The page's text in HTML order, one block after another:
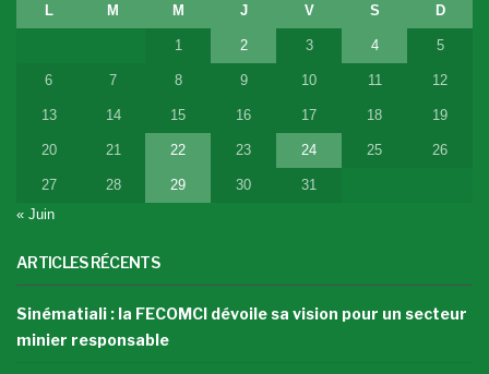
L M M J V S D
1 2 3 4 5
6 7 8 9 10 11 12
13 14 15 16 17 18 19
20 21 22 23 24 25 26
27 28 29 30
31
« Juin
ARTICLES RÉCENTS
Sinématiali : la FECOMCI dévoile sa vision pour un secteur
minier responsable